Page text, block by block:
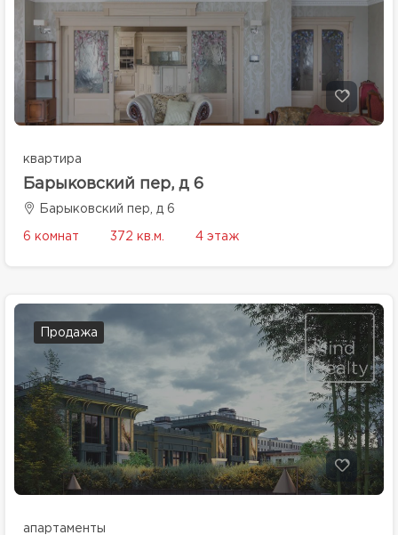
квартира
Барыковский пер, д 6
Барыковский пер, д 6
6 комнат 372 кв.м. 4 этаж
Продажа
апартаменты